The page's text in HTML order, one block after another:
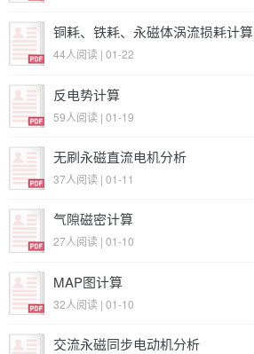
铜耗、铁耗、永磁体涡流损耗计算
44人阅读 | 01-22
反电势计算
59人阅读 | 01-19
无刷永磁直流电机分析
37人阅读 | 01-11
气隙磁密计算
27人阅读 | 01-10
MAP图计算
32人阅读 | 01-10
交流永磁同步电动机分析